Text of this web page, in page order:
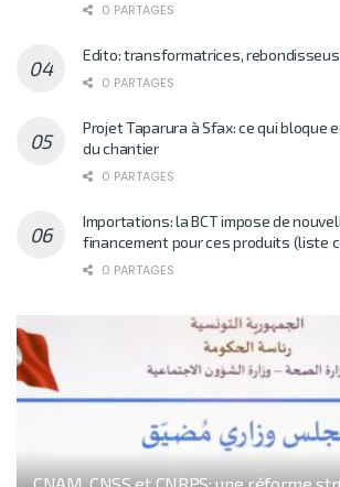
0 PARTAGES
Edito: transformatrices,
0 PARTAGES
Projet Taparura à Sfax: ce qui bloque
du chantier
0 PARTAGES
Importations: la BCT impose de
financement pour ces produits (liste
0 PARTAGES